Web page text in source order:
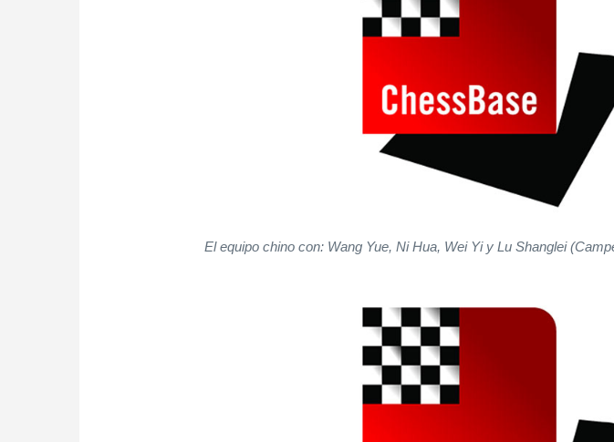
El equipo chino con: Wang Yue, Ni Hua, Wei Yi y Lu Shanglei